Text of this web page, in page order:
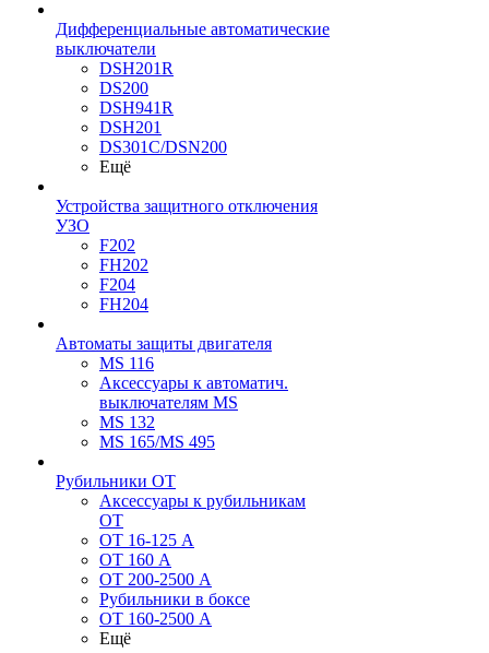
Дифференциальные автоматические
выключатели
DSH201R
DS200
DSH941R
DSH201
DS301C/DSN200
Ещё
Устройства защитного отключения
УЗО
F202
FH202
F204
FH204
Автоматы защиты двигателя
MS 116
Аксессуары к автоматич.
выключателям MS
MS 132
MS 165/MS 495
Рубильники ОТ
Аксессуары к рубильникам
OT
OT 16-125 А
OT 160 А
OT 200-2500 А
Рубильники в боксе
OT 160-2500 А
Ещё